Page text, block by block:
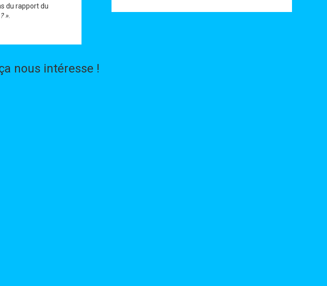
du rapport du
»
nous intéresse !